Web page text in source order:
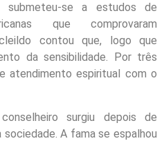
se a estudos de
que comprovaram
contou que, logo que
da sensibilidade. Por três
atendimento espiritual com o
surgiu depois de
A fama se espalhou